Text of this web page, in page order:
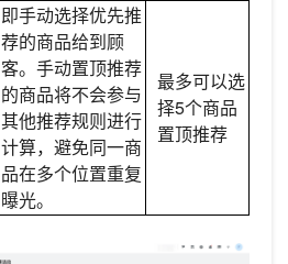
即手动选择优先推
荐的商品给到顾
客。手动置顶推荐
的商品将不会参与
其他推荐规则进行
计算，避免同一商
品在多个位置重复
曝光。
最多可以选
择5个商品
置顶推荐